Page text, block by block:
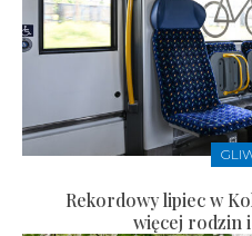
Rekordowy lipiec w
więcej rodzin